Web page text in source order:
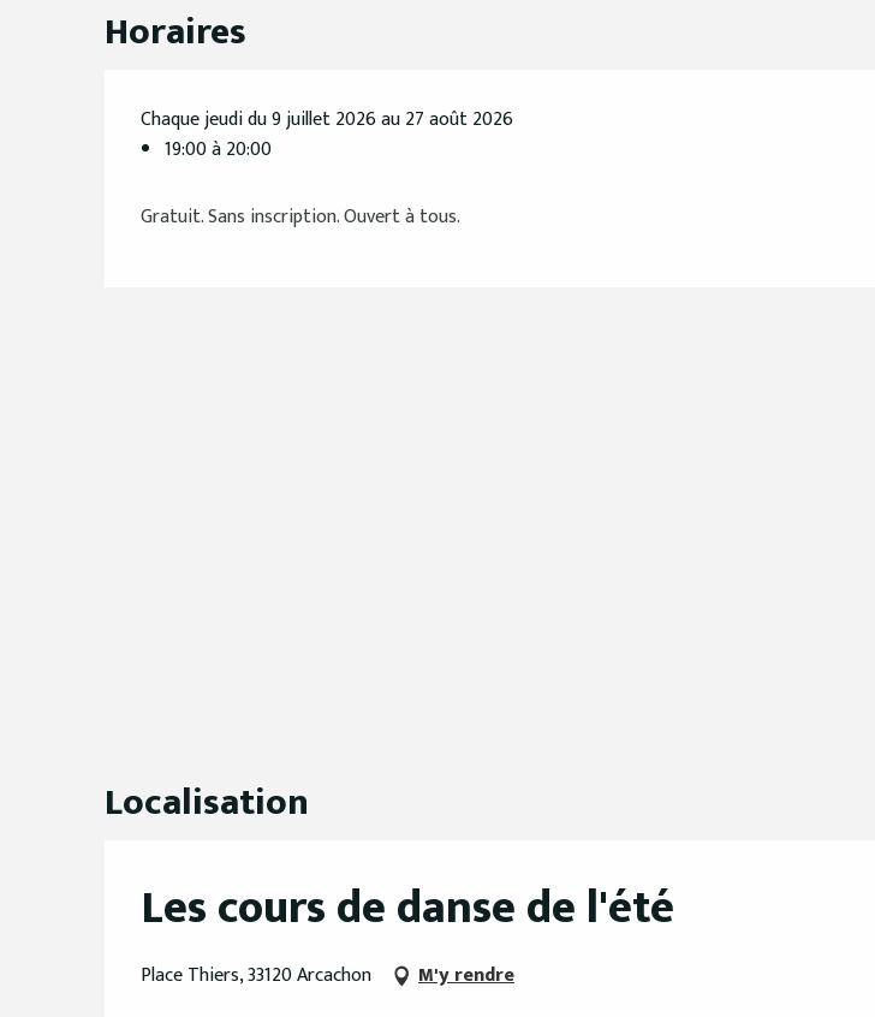
Horaires
Chaque jeudi du 9 juillet 2026 au 27 août 2026
19:00 à 20:00
Gratuit. Sans inscription. Ouvert à tous.
Localisation
Les cours de danse de l'été
Place Thiers, 33120 Arcachon M'y rendre